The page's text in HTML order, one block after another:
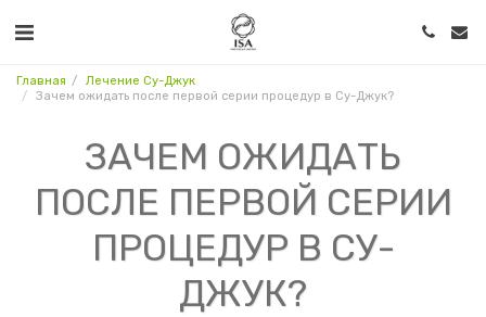
Главная
Лечение Су-Джук
Зачем ожидать после первой серии процедур в Су-Джук?
ЗАЧЕМ ОЖИДАТЬ
ПОСЛЕ ПЕРВОЙ СЕРИИ
ПРОЦЕДУР В СУ-
ДЖУК?